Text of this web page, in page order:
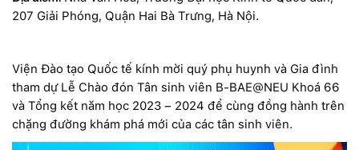
207 Giải Phóng, Quận Hai Bà Trưng, Hà Nội.
Viện Đào tạo Quốc tế kính mời quý phụ huynh và Gia đình
tham dự Lễ Chào đón Tân sinh viên B-BAE@NEU Khoá 66
và Tổng kết năm học 2023 – 2024 để cùng đồng hành trên
chặng đường khám phá mới của các tân sinh viên.